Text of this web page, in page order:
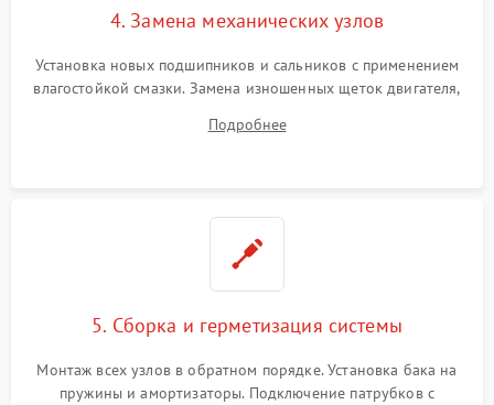
4. Замена механических узлов
Установка новых подшипников и сальников с применением
влагостойкой смазки. Замена изношенных щеток двигателя,
или поврежденной резиновой манжеты.
Подробнее
5. Сборка и герметизация системы
Монтаж всех узлов в обратном порядке. Установка бака на
пружины и амортизаторы. Подключение патрубков с